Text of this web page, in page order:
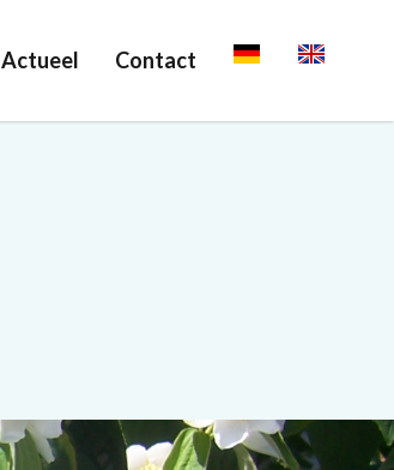
Actueel Contact DeutschEnglish